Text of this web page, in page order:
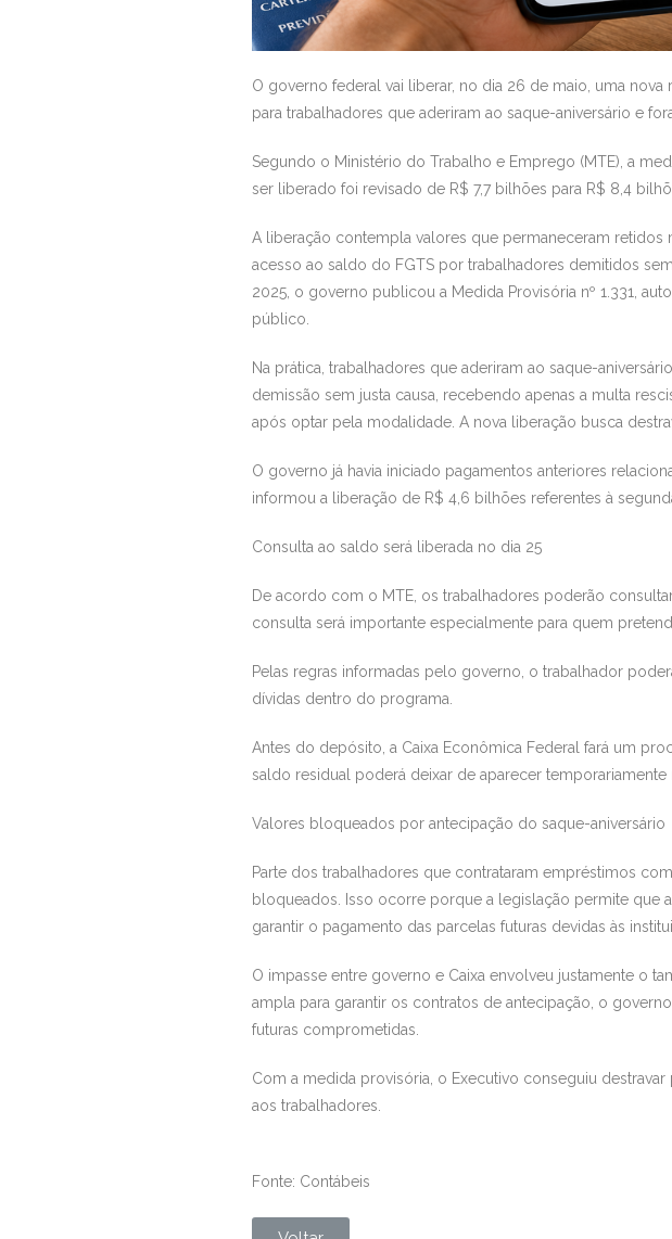
O governo federal vai liberar, no dia 26 de maio, uma
para trabalhadores que aderiram ao saque-aniversário e
Segundo o Ministério do Trabalho e Emprego (MTE), a
ser liberado foi revisado de R$ 7,7 bilhões para R$ 8,4
A liberação contempla valores que permaneceram
acesso ao saldo do FGTS por trabalhadores demitidos
2025, o governo publicou a Medida Provisória nº 1.331,
público.
Na prática, trabalhadores que aderiram ao saque-
demissão sem justa causa, recebendo apenas a multa
após optar pela modalidade. A nova liberação busca
O governo já havia iniciado pagamentos anteriores
informou a liberação de R$ 4,6 bilhões referentes à
Consulta ao saldo será liberada no dia 25
De acordo com o MTE, os trabalhadores poderão
consulta será importante especialmente para quem
Pelas regras informadas pelo governo, o trabalhador
dívidas dentro do programa.
Antes do depósito, a Caixa Econômica Federal fará um
saldo residual poderá deixar de aparecer
Valores bloqueados por antecipação do saque-aniversário
Parte dos trabalhadores que contrataram empréstimos
bloqueados. Isso ocorre porque a legislação permite que
garantir o pagamento das parcelas futuras devidas às
O impasse entre governo e Caixa envolveu justamente o
ampla para garantir os contratos de antecipação, o
futuras comprometidas.
Com a medida provisória, o Executivo conseguiu
aos trabalhadores.
Fonte: Contábeis